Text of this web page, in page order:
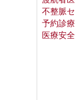
不整脈
予約診
医療安